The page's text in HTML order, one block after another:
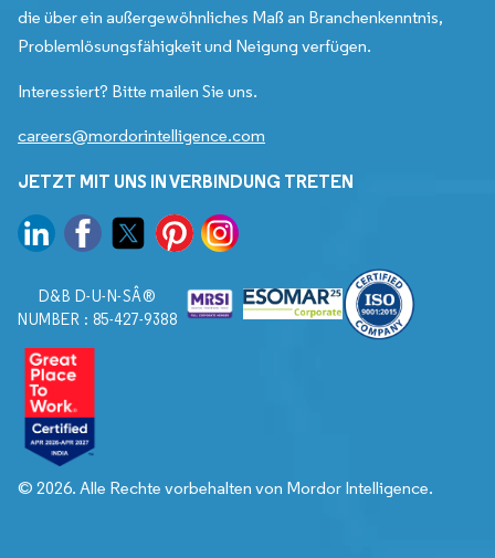
die über ein außergewöhnliches Maß an Branchenkenntnis,
Problemlösungsfähigkeit und Neigung verfügen.
Interessiert? Bitte mailen Sie uns.
careers@mordorintelligence.com
JETZT MIT UNS IN VERBINDUNG TRETEN
D&B D-U-N-SÂ®
NUMBER : 85-427-9388
© 2026. Alle Rechte vorbehalten von Mordor Intelligence.